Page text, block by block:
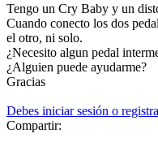
Tengo un Cry Baby y un
Cuando conecto los dos
el otro, ni solo.
¿Necesito algun pedal
¿Alguien puede ayudarme?
Gracias
Debes iniciar sesión o
Compartir: